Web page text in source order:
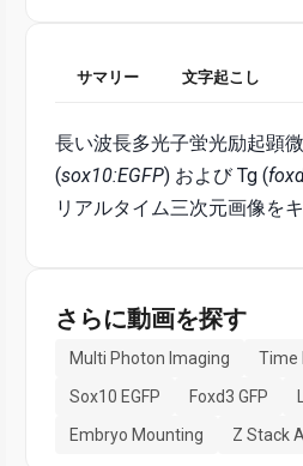
サマリー 文字起こし
長い波長多光子蛍光励起顕
(sox10:EGFP) および Tg (
リアルタイム三次元画像を
さらに動画を探す
Multi Photon Imaging Time
Sox10 EGFP
Foxd3 GFP
Embryo Mounting
Z Stack